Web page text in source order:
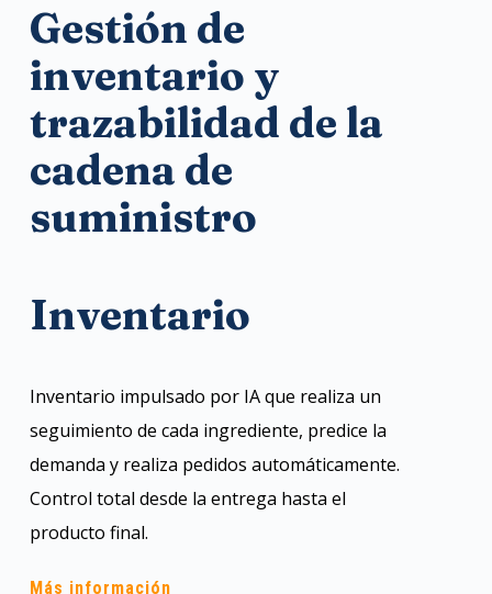
Gestión de
inventario y
trazabilidad de la
cadena de
suministro
Inventario
Inventario impulsado por IA que realiza un
seguimiento de cada ingrediente, predice la
demanda y realiza pedidos automáticamente.
Control total desde la entrega hasta el
producto final.
Más información